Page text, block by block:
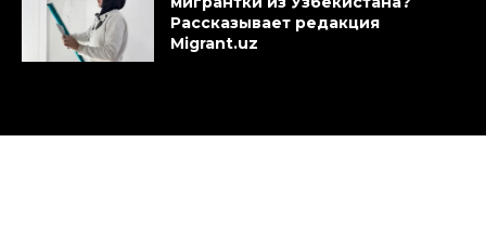
Рассказывает редакция
Migrant.uz